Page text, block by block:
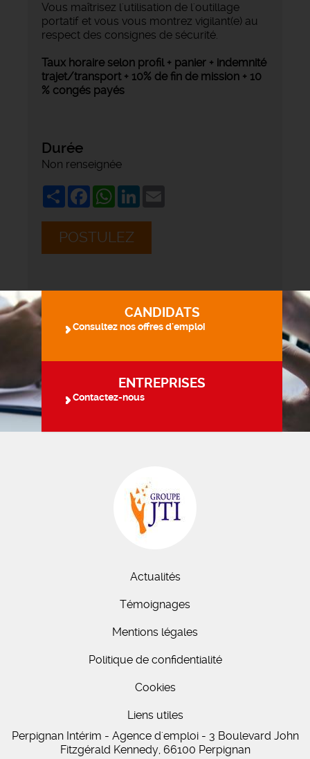
Vous maîtrisez l'utilisation de l'outillage
portatif et vous vous montrez vigilant(e) au
respect des consignes de sécurité.
Taux horaire selon profil + panier + indemnité
trajet/transport + 10% de fin de mission + 10
% congés payés
Durée
Non renseignée
ShareFacebookWhatsApp
LinkedIn
POSTULEZ
CANDIDATS
Consultez nos offres d'emploi
ENTREPRISES
Contactez-nous
Actualités
Témoignages
Mentions légales
Politique de confidentialité
Cookies
Liens utiles
Perpignan Intérim - Agence d'emploi - 3 Boulevard John
Fitzgérald Kennedy, 66100 Perpignan